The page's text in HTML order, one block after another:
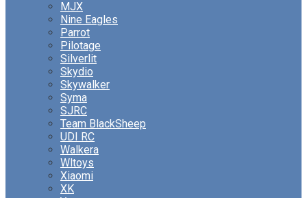
MJX
Nine Eagles
Parrot
Pilotage
Silverlit
Skydio
Skywalker
Syma
SJRC
Team BlackSheep
UDI RC
Walkera
Wltoys
Xiaomi
XK